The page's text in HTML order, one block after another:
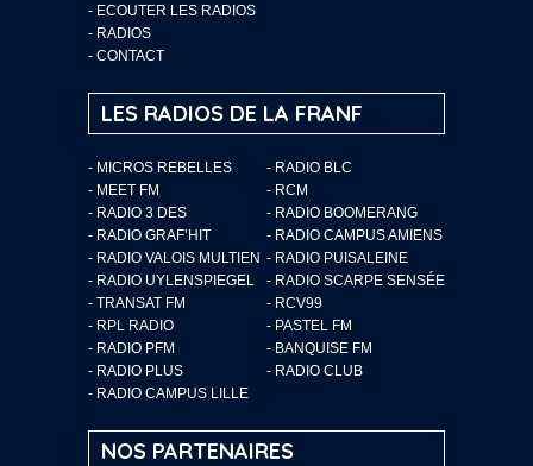
- ECOUTER LES RADIOS
- RADIOS
- CONTACT
LES RADIOS DE LA FRANF
- MICROS REBELLES
- RADIO BLC
- MEET FM
- RCM
- RADIO 3 DES
- RADIO BOOMERANG
- RADIO GRAF’HIT
- RADIO CAMPUS AMIENS
- RADIO VALOIS MULTIEN - RADIO PUISALEINE
- RADIO UYLENSPIEGEL
- RADIO SCARPE SENSÉE
- TRANSAT FM
- RCV99
- RPL RADIO
- PASTEL FM
- RADIO PFM
- BANQUISE FM
- RADIO PLUS
- RADIO CLUB
- RADIO CAMPUS LILLE
NOS PARTENAIRES